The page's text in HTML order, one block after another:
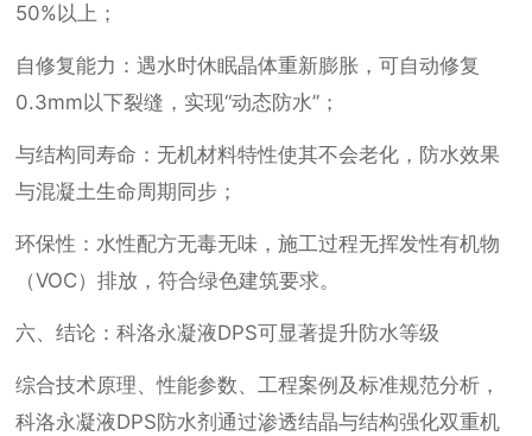
50%以上；
自修复能力：遇水时休眠晶体重新膨胀，可自动修复
0.3mm以下裂缝，实现“动态防水”；
与结构同寿命：无机材料特性使其不会老化，防水效果
与混凝土生命周期同步；
环保性：水性配方无毒无味，施工过程无挥发性有机物
（VOC）排放，符合绿色建筑要求。
六、结论：科洛永凝液DPS可显著提升防水等级
综合技术原理、性能参数、工程案例及标准规范分析，
科洛永凝液DPS防水剂通过渗透结晶与结构强化双重机